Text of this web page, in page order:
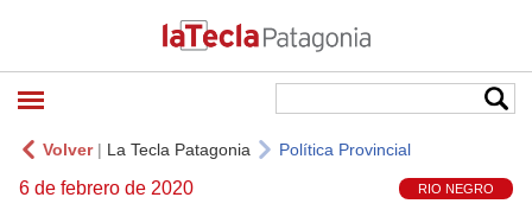
Volver| La Tecla Patagonia Política Provincial
6 de febrero de 2020 RIO NEGRO